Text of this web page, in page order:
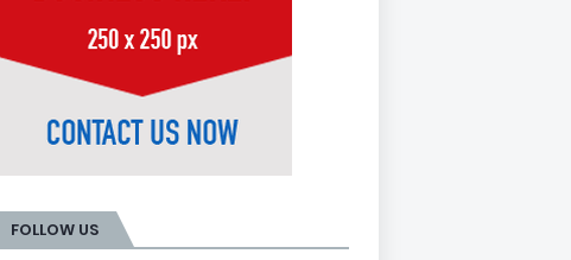
FOLLOW US